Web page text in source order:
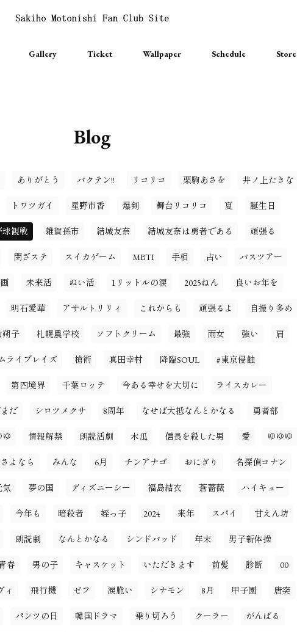
Gallery Ticket Wallpaper Schedule Store
Blog
ありがとう バクテン!! リコリコ 栗駒あさを 井ノ上たきな
トワツガイ 星野市香 爆剣 舞台リコリコ 夏 誕生日
球観戦 雑賀孫市 結城友奈 結城友奈は勇者である 頑張る
閉ざステ スイカゲーム MBTI 手相 占い バスツアー
未来活 ぬい活 1リットルの涙 2025ねん 良いお年を
明石愛華 アサルトリリィ これからも 頑張るよ 自撮り多め
朔子 札幌農学校 ソフトクリーム 最強 雨女 強い 肩
ライブレイズ 槍術 真田幸村 降臨SOUL #東京侵蝕
第四境界 千葉ロッテ 今ある幸せを大切に ライスカレー
だ シロツメクサ 8周年 なせば大抵なんとかなる 勇者部
ゆ 情報解禁 朗読活劇 木瓜 信長を殺した男 愛 ゆゆゆ
さよなら みんな 6月 チンアナゴ おにぎり 名探偵コナン
気 夢の国 ディズニーシー 福島結衣 蒼薔薇 ハイキュー
今年も 暗殺者 姪っ子 2024 来年 スパイ 甘えん坊
朗読劇 なんとかなる シンドバッド 年末 男子新体操
春 男の子 キャスケット いただきます 前髪 診断 00
ィ 飛行機 ゼフ 涙脆い シナモン 8月 甲子園 唐突
パンツの日 韓国ドラマ 乗り切ろう クーラー がんばる